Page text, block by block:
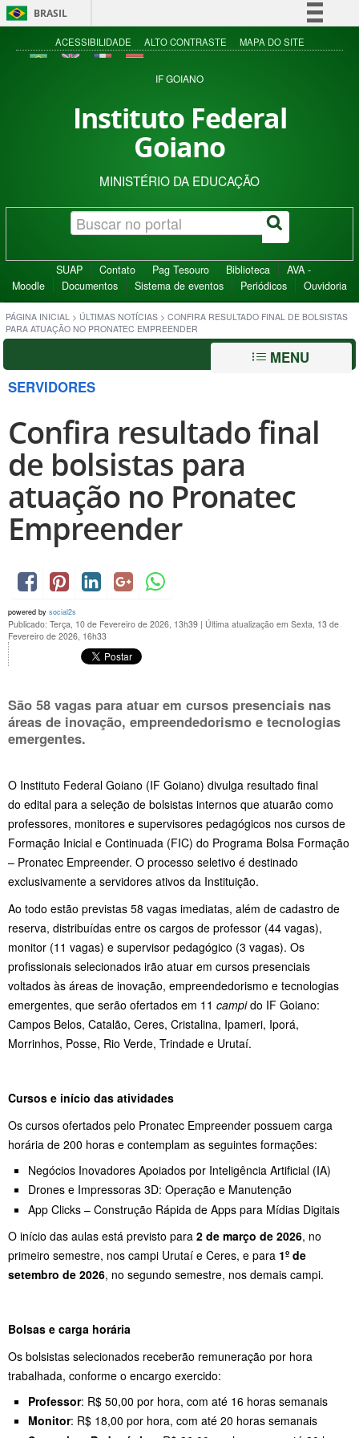
BRASIL
Simplifique!
Acesso à informação
ACESSIBILIDADE ALTO CONTRASTE MAPA DO SITE
IF GOIANO
Instituto Federal
Goiano
MINISTÉRIO DA EDUCAÇÃO
SUAP Contato Pag Tesouro Biblioteca
AVA -
Moodle
Documentos Sistema de eventos Periódicos Ouvidoria
PÁGINA INICIAL > ÚLTIMAS NOTÍCIAS > CONFIRA RESULTADO FINAL DE BOLSISTAS
PARA ATUAÇÃO NO PRONATEC EMPREENDER
MENU
SERVIDORES
Confira resultado final
de bolsistas para
atuação no Pronatec
Empreender
powered by social2s
Publicado: Terça, 10 de Fevereiro de 2026, 13h39 | Última atualização em Sexta, 13 de
Fevereiro de 2026, 16h33
São 58 vagas para atuar em cursos presenciais nas
áreas de inovação, empreendedorismo e tecnologias
emergentes.
O Instituto Federal Goiano (IF Goiano) divulga resultado final
do edital para a seleção de bolsistas internos que atuarão como
professores, monitores e supervisores pedagógicos nos cursos de
Formação Inicial e Continuada (FIC) do Programa Bolsa Formação
– Pronatec Empreender. O processo seletivo é destinado
exclusivamente a servidores ativos da Instituição.
Ao todo estão previstas 58 vagas imediatas, além de cadastro de
reserva, distribuídas entre os cargos de professor (44 vagas),
monitor (11 vagas) e supervisor pedagógico (3 vagas). Os
profissionais selecionados irão atuar em cursos presenciais
voltados às áreas de inovação, empreendedorismo e tecnologias
emergentes, que serão ofertados em 11 campido IF Goiano:
Campos Belos, Catalão, Ceres, Cristalina, Ipameri, Iporá,
Morrinhos, Posse, Rio Verde, Trindade e Urutaí.
Cursos e início das atividades
Os cursos ofertados pelo Pronatec Empreender possuem carga
horária de 200 horas e contemplam as seguintes formações:
Negócios Inovadores Apoiados por Inteligência Artificial (IA)
Drones e Impressoras 3D: Operação e Manutenção
App Clicks – Construção Rápida de Apps para Mídias Digitais
O início das aulas está previsto para 2 de março de 2026, no
primeiro semestre, nos campi Urutaí e Ceres, e para 1º de
setembro de 2026, no segundo semestre, nos demais campi.
Bolsas e carga horária
Os bolsistas selecionados receberão remuneração por hora
trabalhada, conforme o encargo exercido:
Professor: R$ 50,00 por hora, com até 16 horas semanais
Monitor: R$ 18,00 por hora, com até 20 horas semanais